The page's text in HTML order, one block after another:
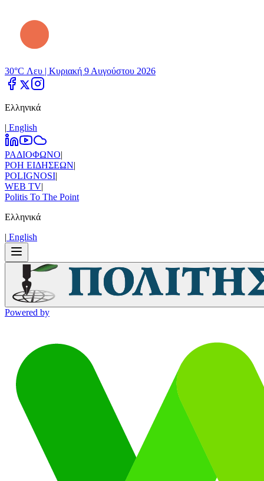
30°C Λευ | Κυριακή 9 Αυγούστου 2026
Ελληνικά
| Εnglish
ΡΑΔΙΟΦΩΝΟ|
ΡΟΗ ΕΙΔΗΣΕΩΝ|
POLIGNOSI|
WEB TV|
Politis To The Point
Ελληνικά
| Εnglish
Powered by